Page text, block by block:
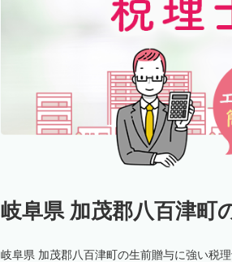
岐阜県 加茂郡八百津町
岐阜県 加茂郡八百津町の生前贈与に強い税